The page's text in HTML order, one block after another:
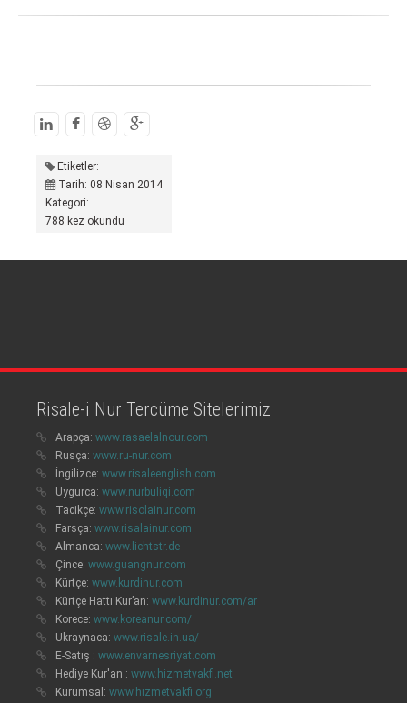
Etiketler:
Tarih: 08 Nisan 2014
Kategori:
788 kez okundu
Risale-i Nur Tercüme Sitelerimiz
Arapça: www.rasaelalnour.com
Rusça: www.ru-nur.com
İngilizce: www.risaleenglish.com
Uygurca: www.nurbuliqi.com
Tacikçe: www.risolainur.com
Farsça: www.risalainur.com
Almanca: www.lichtstr.de
Çince: www.guangnur.com
Kürtçe: www.kurdinur.com
Kürtçe Hattı Kur’an: www.kurdinur.com/ar
Korece: www.koreanur.com/
Ukraynaca: www.risale.in.ua/
E-Satış : www.envarnesriyat.com
Hediye Kur'an : www.hizmetvakfi.net
Kurumsal: www.hizmetvakfi.org